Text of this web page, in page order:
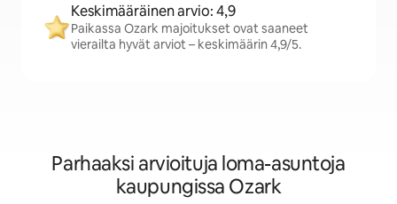
Keskimääräinen arvio: 4,9
Paikassa Ozark majoitukset ovat saaneet
vierailta hyvät arviot – keskimäärin 4,9/5.
Parhaaksi arvioituja loma-asuntoja
kaupungissa Ozark